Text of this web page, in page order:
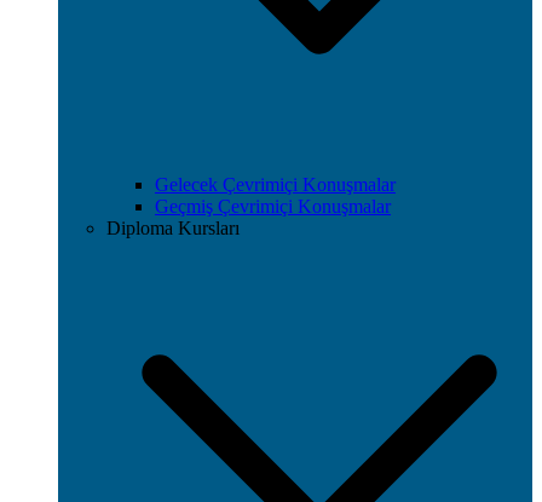
Gelecek Çevrimiçi Konuşmalar
Geçmiş Çevrimiçi Konuşmalar
Diploma Kursları